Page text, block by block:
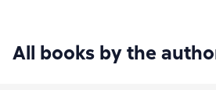
All books by the